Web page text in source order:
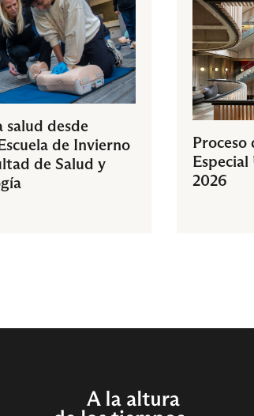
salud desde
de Invierno
de Salud y
Proceso
Especial
2026